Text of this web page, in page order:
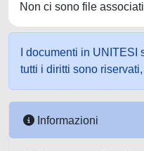
Non ci sono file
I documenti in
tutti i diritti sono
Informazioni